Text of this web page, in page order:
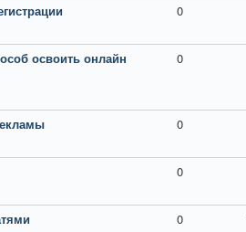
0
освоить онлайн
0
0
0
0